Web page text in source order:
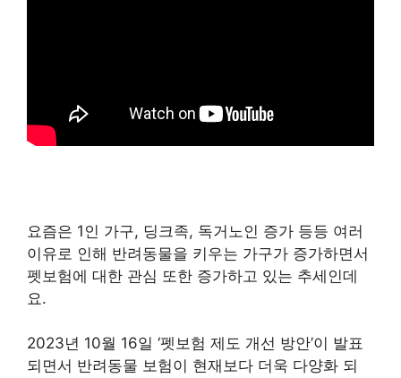
요즘은 1인 가구, 딩크족, 독거노인 증가 등등 여러
이유로 인해 반려동물을 키우는 가구가 증가하면서
펫보험에 대한 관심 또한 증가하고 있는 추세인데
요.​
2023년 10월 16일 ‘펫보험 제도 개선 방안’이 발표
되면서 반려동물 보험이 현재보다 더욱 다양화 되